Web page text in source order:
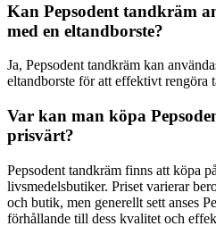
Kan Pepsodent tandkräm
med en eltandborste?
Ja, Pepsodent tandkräm kan
eltandborste för att effektivt rengöra
Var kan man köpa
prisvärt?
Pepsodent tandkräm finns att köpa
livsmedelsbutiker. Priset varierar
och butik, men generellt sett anses
förhållande till dess kvalitet och